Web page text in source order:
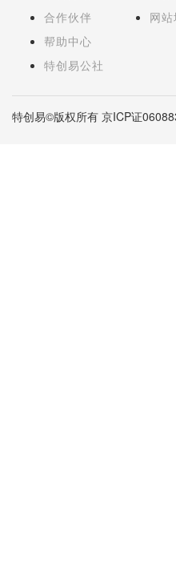
合作伙伴
帮助中心
特创易公社
网
特创易©版权所有 京ICP证